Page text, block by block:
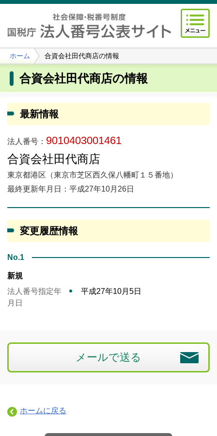
ホーム 合資会社田代商店の情報
合資会社田代商店の情報
最新情報
法人番号： 9010403001461
合資会社田代商店
東京都港区（東京市芝区西久保八幡町１５番地）
最終更新年月日：平成27年10月26日
変更履歴情報
No.1
新規
法人番号指定年
月日
平成27年10月5日
メールで送る
ホームに戻る